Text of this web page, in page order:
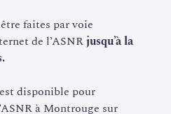
faites par voie
de l’ASNRjusqu’à la
disponible pour
à Montrouge sur